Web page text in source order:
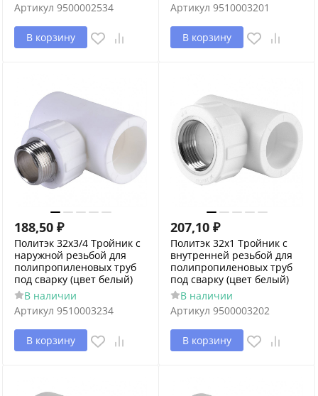
Артикул 9500002534
В корзину
Артикул 9510003201
В корзину
188,50 ₽
Политэк 32x3/4 Тройник с
наружной резьбой для
полипропиленовых труб
под сварку (цвет белый)
В наличии
Артикул 9510003234
В корзину
207,10 ₽
Политэк 32х1 Тройник с
внутренней резьбой для
полипропиленовых труб
под сварку (цвет белый)
В наличии
Артикул 9500003202
В корзину